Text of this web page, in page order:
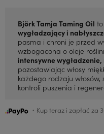
Björk Tamja Taming Oil
wygładzający i
pasma i chroni je przed
wzbogacona o oleje
intensywne
pozostawiając włosy
każdego rodzaju
kontroli puszenia i
・Kup teraz i zapłać za